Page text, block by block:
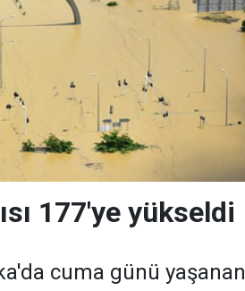
177'ye yükseldi
cuma günü yaşanan